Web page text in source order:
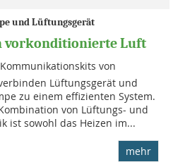
und Lüftungsgerät
vorkonditionierte Luft
von
Lüftungsgerät und
zu einem effizienten System.
von Lüftungs- und
ist sowohl das Heizen im...
mehr